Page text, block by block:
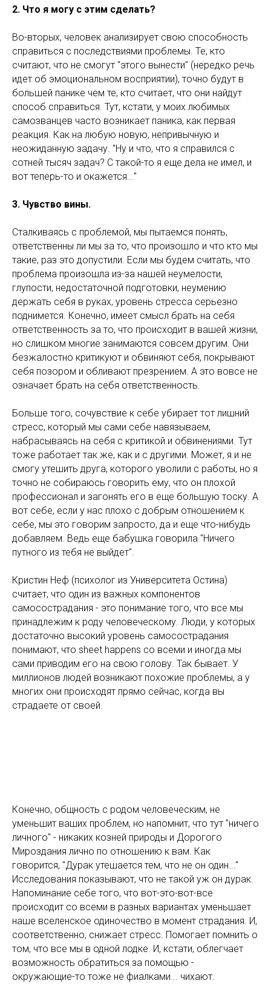
2. Что я могу с этим сделать?
Во-вторых, человек анализирует свою способность
справиться с последствиями проблемы. Те, кто
считают, что не смогут "этого вынести" (нередко речь
идет об эмоциональном восприятии), точно будут в
большей панике чем те, кто считает, что они найдут
способ справиться. Тут, кстати, у моих любимых
самозванцев часто возникает паника, как первая
реакция. Как на любую новую, непривычную и
неожиданную задачу. "Ну и что, что я справился с
сотней тысяч задач? С такой-то я еще дела не имел, и
вот теперь-то и окажется..."
3. Чувство вины.
Сталкиваясь с проблемой, мы пытаемся понять,
ответственны ли мы за то, что произошло и что кто мы
такие, раз это допустили. Если мы будем считать, что
проблема произошла из-за нашей неумелости,
глупости, недостаточной подготовки, неумению
держать себя в руках, уровень стресса серьезно
поднимется. Конечно, имеет смысл брать на себя
ответственность за то, что происходит в вашей жизни,
но слишком многие занимаются совсем другим. Они
безжалостно критикуют и обвиняют себя, покрывают
себя позором и обливают презрением. А это вовсе не
означает брать на себя ответственность.
Больше того, сочувствие к себе убирает тот лишний
стресс, который мы сами себе навязываем,
набрасываясь на себя с критикой и обвинениями. Тут
тоже работает так же, как и с другими. Может, я и не
смогу утешить друга, которого уволили с работы, но я
точно не собираюсь говорить ему, что он плохой
профессионал и загонять его в еще большую тоску. А
вот себе, если у нас плохо с добрым отношением к
себе, мы это говорим запросто, да и еще что-нибудь
добавляем. Ведь еще бабушка говорила "Ничего
путного из тебя не выйдет".
Кристин Неф (психолог из Университета Остина)
считает, что один из важных компонентов
самосострадания - это понимание того, что все мы
принадлежим к роду человеческому. Люди, у которых
достаточно высокий уровень самосострадания
понимают, что sheet happens со всеми и иногда мы
сами приводим его на свою голову. Так бывает. У
миллионов людей возникают похожие проблемы, а у
многих они происходят прямо сейчас, когда вы
страдаете от своей.
Конечно, общность с родом человеческим, не
уменьшит ваших проблем, но напомнит, что тут "ничего
личного" - никаких козней природы и Дорогого
Мироздания лично по отношению к вам. Как
говорится, "Дурак утешается тем, что не он один..."
Исследования показывают, что не такой уж он дурак.
Напоминание себе того, что вот-это-вот-все
происходит со всеми в разных вариантах уменьшает
наше вселенское одиночество в момент страдания. И,
соответственно, снижает стресс. Помогает помнить о
том, что все мы в одной лодке. И, кстати, облегчает
возможность обратиться за помощью -
окружающие-то тоже не фиалками... чихают.